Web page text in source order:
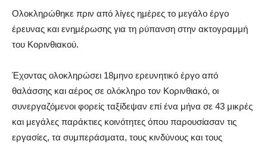
Ολοκληρώθηκε πριν από λίγες ημέρες το μεγάλο έργο
έρευνας και ενημέρωσης για τη ρύπανση στην ακτογραμμή
του Κορινθιακού.
Έχοντας ολοκληρώσει 18μηνο ερευνητικό έργο από
θαλάσσης και αέρος σε ολόκληρο τον Κορινθιακό, οι
συνεργαζόμενοι φορείς ταξίδεψαν επί ένα μήνα σε 43 μικρές
και μεγάλες παράκτιες κοινότητες όπου παρουσίασαν τις
εργασίες, τα συμπεράσματα, τους κινδύνους και τους